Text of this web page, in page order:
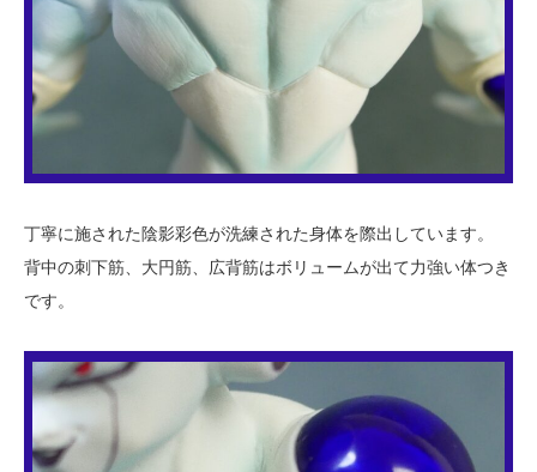
丁寧に施された陰影彩色が洗練された身体を際出しています。
背中の刺下筋、大円筋、広背筋はボリュームが出て力強い体つき
です。